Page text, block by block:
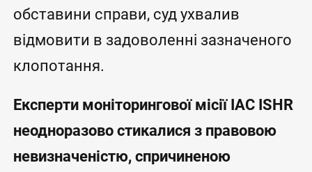
обставини справи, суд ухвалив
відмовити в задоволенні зазначеного
клопотання.
Експерти моніторингової місії IAC ISHR
неодноразово стикалися з правовою
невизначеністю, спричиненою